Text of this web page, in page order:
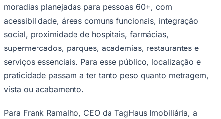
moradias planejadas para pessoas 60+, com
acessibilidade, áreas comuns funcionais, integração
social, proximidade de hospitais, farmácias,
supermercados, parques, academias, restaurantes e
serviços essenciais. Para esse público, localização e
praticidade passam a ter tanto peso quanto metragem,
vista ou acabamento.
Para Frank Ramalho, CEO da TagHaus Imobiliária, a